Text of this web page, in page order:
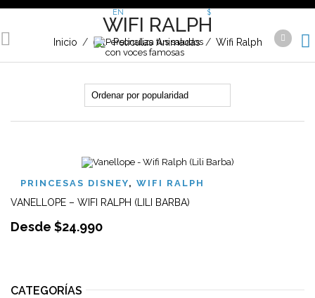
EN $
WIFI RALPH
Inicio / 05.- Películas Animadas / Wifi Ralph
PRINCESAS DISNEY, WIFI RALPH
VANELLOPE – WIFI RALPH (LILI BARBA)
Desde $24.990
CATEGORÍAS